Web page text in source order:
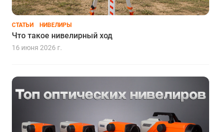
СТАТЬИ НИВЕЛИРЫ
Что такое нивелирный ход
16 июня 2026 г.